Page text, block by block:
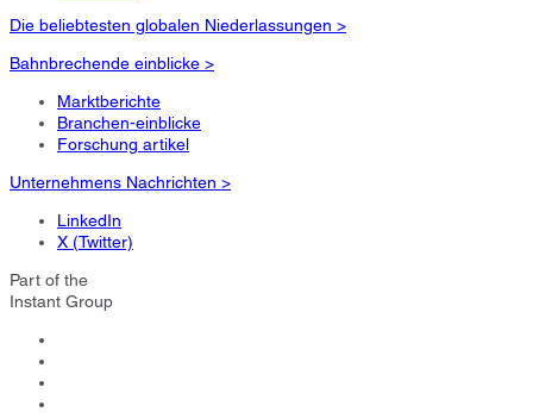
Die beliebtesten globalen Niederlassungen >
Bahnbrechende einblicke >
Marktberichte
Branchen-einblicke
Forschung artikel
Unternehmens Nachrichten >
LinkedIn
X (Twitter)
Part of the
Instant Group